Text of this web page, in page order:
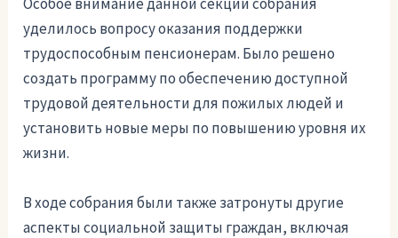
уделилось вопросу оказания поддержки
трудоспособным пенсионерам. Было решено
создать программу по обеспечению доступной
трудовой деятельности для пожилых людей и
установить новые меры по повышению уровня их
жизни.
В ходе собрания были также затронуты другие
аспекты социальной защиты граждан, включая